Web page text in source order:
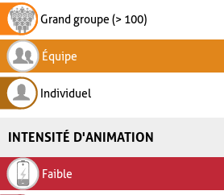
Grand groupe (> 100)
Équipe
Individuel
INTENSITÉ D'ANIMATION
Faible